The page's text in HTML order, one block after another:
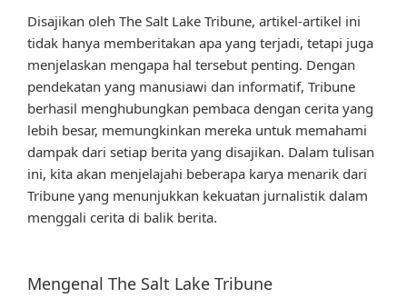
Disajikan oleh The Salt Lake Tribune, artikel-artikel ini
tidak hanya memberitakan apa yang terjadi, tetapi juga
menjelaskan mengapa hal tersebut penting. Dengan
pendekatan yang manusiawi dan informatif, Tribune
berhasil menghubungkan pembaca dengan cerita yang
lebih besar, memungkinkan mereka untuk memahami
dampak dari setiap berita yang disajikan. Dalam tulisan
ini, kita akan menjelajahi beberapa karya menarik dari
Tribune yang menunjukkan kekuatan jurnalistik dalam
menggali cerita di balik berita.
Mengenal The Salt Lake Tribune